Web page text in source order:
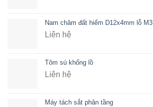
Nam châm đất hiếm D12x4mm lỗ M3
Liên hệ
Tôm sú khổng lồ
Liên hệ
Máy tách sắt phân tầng